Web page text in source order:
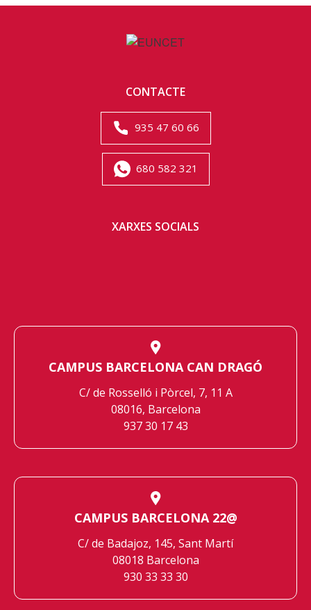
CONTACTE
935 47 60 66
680 582 321
XARXES SOCIALS
CAMPUS BARCELONA CAN DRAGÓ
C/ de Rosselló i Pòrcel, 7, 11 A
08016, Barcelona
937 30 17 43
CAMPUS BARCELONA 22@
C/ de Badajoz, 145, Sant Martí
08018 Barcelona
930 33 33 30